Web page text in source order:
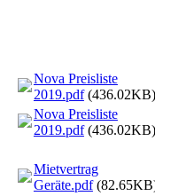
Nova Preisliste
2019.pdf(436.02KB)
Nova Preisliste
2019.pdf(436.02KB)
Mietvertrag
Geräte.pdf(82.65KB)